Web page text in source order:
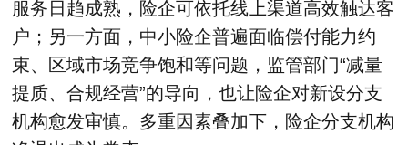
服务日趋成熟，险企可依托线上渠道高效触达客
户；另一方面，中小险企普遍面临偿付能力约
束、区域市场竞争饱和等问题，监管部门“减量
提质、合规经营”的导向，也让险企对新设分支
机构愈发审慎。多重因素叠加下，险企分支机构